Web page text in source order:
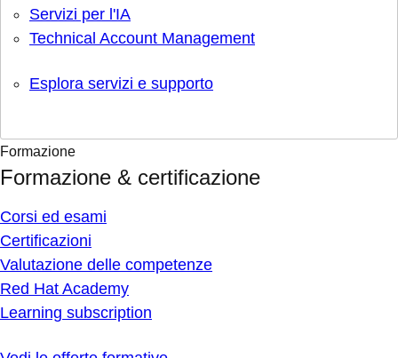
Servizi per l'IA
Technical Account Management
Esplora servizi e supporto
Formazione
Formazione & certificazione
Corsi ed esami
Certificazioni
Valutazione delle competenze
Red Hat Academy
Learning subscription